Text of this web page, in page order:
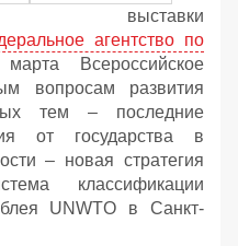
агентство по
Всероссийское
вопросам развития
тем – последние
от государства в
– новая стратегия
классификации
UNWTO в Санкт-